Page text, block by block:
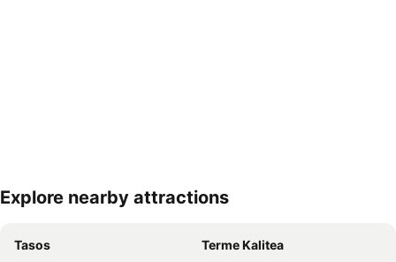
Explore nearby attractions
Tasos
Terme Kalitea